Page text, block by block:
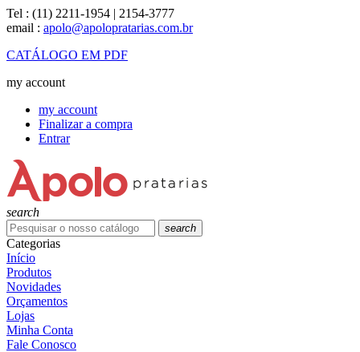
Tel : (11) 2211-1954 | 2154-3777
email : apolo@apolopratarias.com.br
CATÁLOGO EM PDF
my account
my account
Finalizar a compra
Entrar
search
search
Categorias
Início
Produtos
Novidades
Orçamentos
Lojas
Minha Conta
Fale Conosco